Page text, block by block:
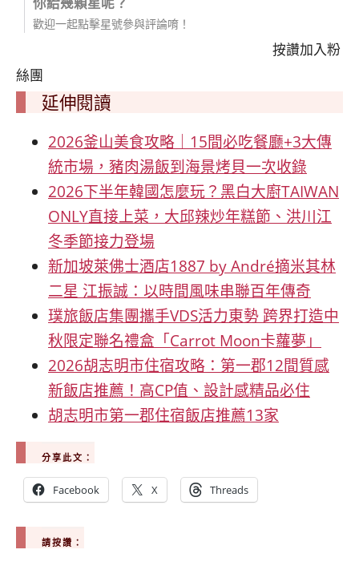
歡迎一起點擊星號參與評論唷！
按讚加入粉
絲團
延伸閱讀
2026釜山美食攻略｜15間必吃餐廳+3大傳
統市場，豬肉湯飯到海景烤貝一次收錄
2026下半年韓國怎麼玩？黑白大廚TAIWAN
ONLY直接上菜，大邱辣炒年糕節、洪川江
冬季節接力登場
新加坡萊佛士酒店1887 by André摘米其林
二星 江振誠：以時間風味串聯百年傳奇
璞旅飯店集團攜手VDS活力東勢 跨界打造中
秋限定聯名禮盒「Carrot Moon卡蘿夢」
2026胡志明市住宿攻略：第一郡12間質感
新飯店推薦！高CP值、設計感精品必住
胡志明市第一郡住宿飯店推薦13家
分享此文：
Facebook X Threads
請按讚：